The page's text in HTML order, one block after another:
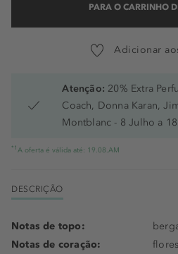
PARA O CARRINHO
Adicionar
Atenção: 20% Extra
Coach, Donna Karan,
Montblanc - 8 Julho a
*1 A oferta é válida até: 19.08.AM
DESCRIÇÃO
Notas de topo:
Notas de coração: